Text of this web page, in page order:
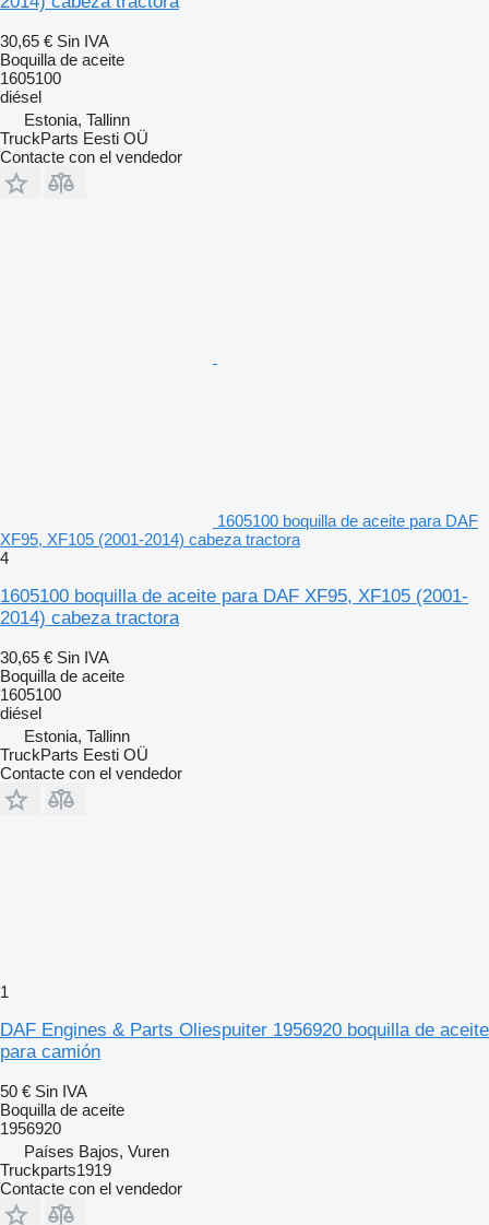
30,65 € Sin IVA
Boquilla de aceite
1605100
diésel
Estonia, Tallinn
TruckParts Eesti OÜ
Contacte con el vendedor
1605100 boquilla de aceite para DAF
XF95, XF105 (2001-2014) cabeza tractora
4
1605100 boquilla de aceite para DAF XF95, XF105 (2001-
2014) cabeza tractora
30,65 € Sin IVA
Boquilla de aceite
1605100
diésel
Estonia, Tallinn
TruckParts Eesti OÜ
Contacte con el vendedor
1
DAF Engines & Parts Oliespuiter 1956920 boquilla de aceite
para camión
50 € Sin IVA
Boquilla de aceite
1956920
Países Bajos, Vuren
Truckparts1919
Contacte con el vendedor